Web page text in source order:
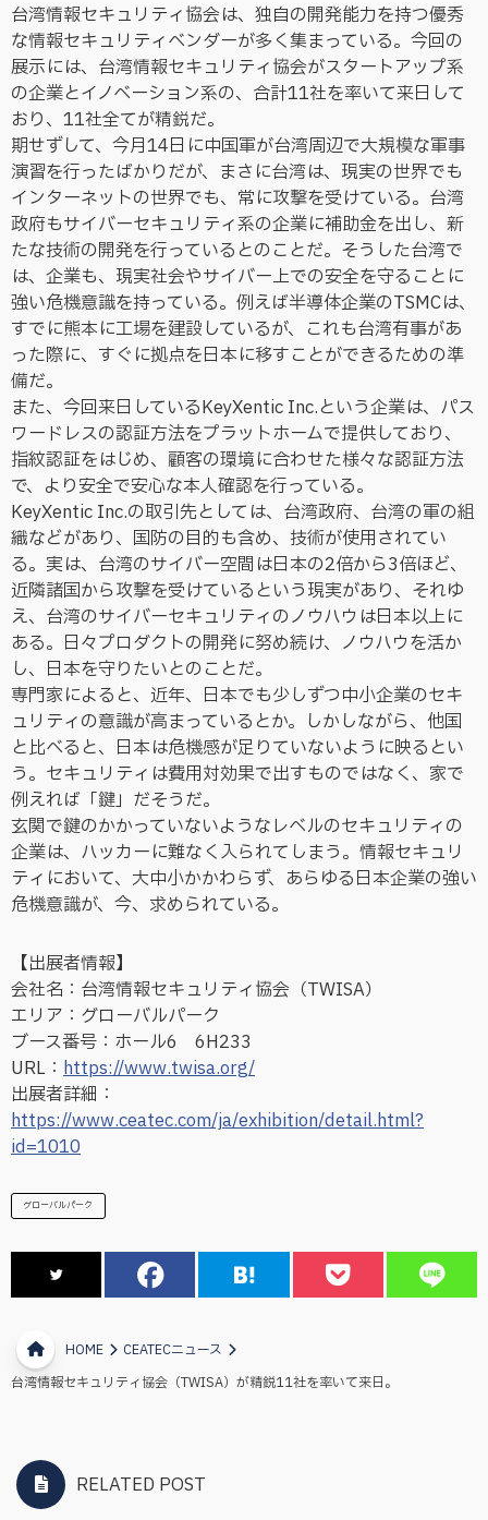
台湾情報セキュリティ協会は、独自の開発能力を持つ優秀
な情報セキュリティベンダーが多く集まっている。今回の
展示には、台湾情報セキュリティ協会がスタートアップ系
の企業とイノベーション系の、合計11社を率いて来日して
おり、11社全てが精鋭だ。
期せずして、今月14日に中国軍が台湾周辺で大規模な軍事
演習を行ったばかりだが、まさに台湾は、現実の世界でも
インターネットの世界でも、常に攻撃を受けている。台湾
政府もサイバーセキュリティ系の企業に補助金を出し、新
たな技術の開発を行っているとのことだ。そうした台湾で
は、企業も、現実社会やサイバー上での安全を守ることに
強い危機意識を持っている。例えば半導体企業のTSMCは、
すでに熊本に工場を建設しているが、これも台湾有事があ
った際に、すぐに拠点を日本に移すことができるための準
備だ。
また、今回来日しているKeyXentic Inc.という企業は、パス
ワードレスの認証方法をプラットホームで提供しており、
指紋認証をはじめ、顧客の環境に合わせた様々な認証方法
で、より安全で安心な本人確認を行っている。
KeyXentic Inc.の取引先としては、台湾政府、台湾の軍の組
織などがあり、国防の目的も含め、技術が使用されてい
る。実は、台湾のサイバー空間は日本の2倍から3倍ほど、
近隣諸国から攻撃を受けているという現実があり、それゆ
え、台湾のサイバーセキュリティのノウハウは日本以上に
ある。日々プロダクトの開発に努め続け、ノウハウを活か
し、日本を守りたいとのことだ。
専門家によると、近年、日本でも少しずつ中小企業のセキ
ュリティの意識が高まっているとか。しかしながら、他国
と比べると、日本は危機感が足りていないように映るとい
う。セキュリティは費用対効果で出すものではなく、家で
例えれば「鍵」だそうだ。
玄関で鍵のかかっていないようなレベルのセキュリティの
企業は、ハッカーに難なく入られてしまう。情報セキュリ
ティにおいて、大中小かかわらず、あらゆる日本企業の強い
危機意識が、今、求められている。
【出展者情報】
会社名：台湾情報セキュリティ協会（TWISA）
エリア：グローバルパーク
ブース番号：ホール6 6H233
URL： https://www.twisa.org/
出展者詳細：
https://www.ceatec.com/ja/exhibition/detail.html?
id=1010
グローバルパーク
HOME
CEATECニュース
台湾情報セキュリティ協会（TWISA）が精鋭11社を率いて来日。
RELATED POST